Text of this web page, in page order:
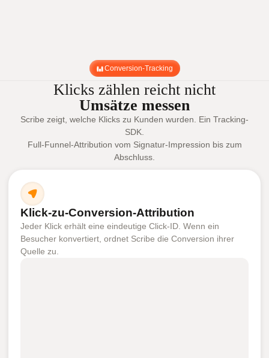
Conversion-Tracking
Klicks zählen reicht nicht
Umsätze messen
Scribe zeigt, welche Klicks zu Kunden wurden. Ein Tracking-
SDK.
Full-Funnel-Attribution vom Signatur-Impression bis zum
Abschluss.
Klick-zu-Conversion-Attribution
Jeder Klick erhält eine eindeutige Click-ID. Wenn ein
Besucher konvertiert, ordnet Scribe die Conversion ihrer
Quelle zu.